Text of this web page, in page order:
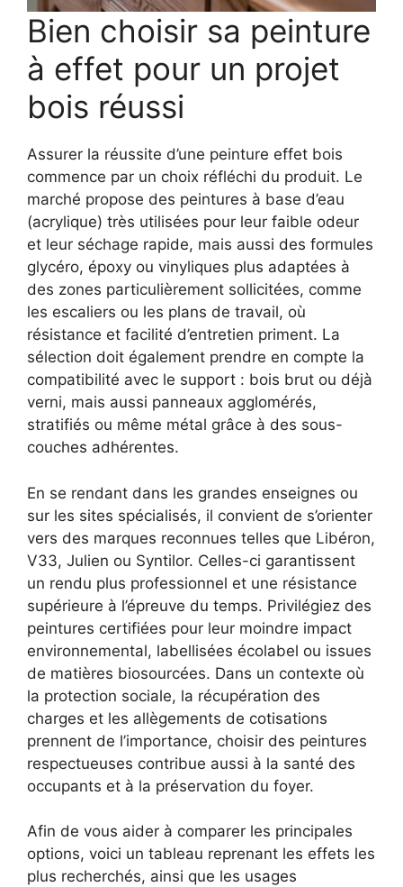
Bien choisir sa peinture
à effet pour un projet
bois réussi
Assurer la réussite d’une peinture effet bois
commence par un choix réfléchi du produit. Le
marché propose des peintures à base d’eau
(acrylique) très utilisées pour leur faible odeur
et leur séchage rapide, mais aussi des formules
glycéro, époxy ou vinyliques plus adaptées à
des zones particulièrement sollicitées, comme
les escaliers ou les plans de travail, où
résistance et facilité d’entretien priment. La
sélection doit également prendre en compte la
compatibilité avec le support : bois brut ou déjà
verni, mais aussi panneaux agglomérés,
stratifiés ou même métal grâce à des sous-
couches adhérentes.
En se rendant dans les grandes enseignes ou
sur les sites spécialisés, il convient de s’orienter
vers des marques reconnues telles que Libéron,
V33, Julien ou Syntilor. Celles-ci garantissent
un rendu plus professionnel et une résistance
supérieure à l’épreuve du temps. Privilégiez des
peintures certifiées pour leur moindre impact
environnemental, labellisées écolabel ou issues
de matières biosourcées. Dans un contexte où
la protection sociale, la récupération des
charges et les allègements de cotisations
prennent de l’importance, choisir des peintures
respectueuses contribue aussi à la santé des
occupants et à la préservation du foyer.
Afin de vous aider à comparer les principales
options, voici un tableau reprenant les effets les
plus recherchés, ainsi que les usages